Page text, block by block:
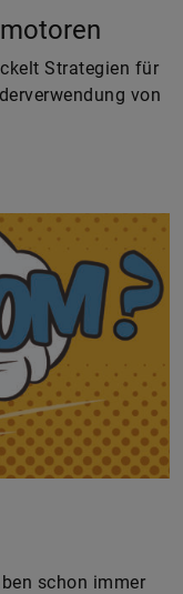
Strategien für
von
schon immer